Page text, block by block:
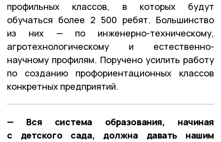
профильных классов, в которых будут
обучаться более 2 500 ребят. Большинство
из них — по инженерно-техническому,
агротехнологическому и естественно-
научному профилям. Поручено усилить работу
по созданию профориентационных классов
конкретных предприятий.
— Вся система образования, начиная
с детского сада, должна давать нашим